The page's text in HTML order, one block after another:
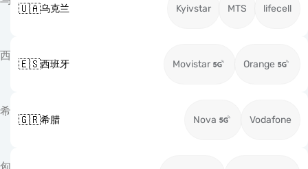
🇺🇦乌克兰 Kyivstar MTS lifecell
西
🇪🇸西班牙 Movistar Orange
希
🇬🇷希腊 Nova Vodafone